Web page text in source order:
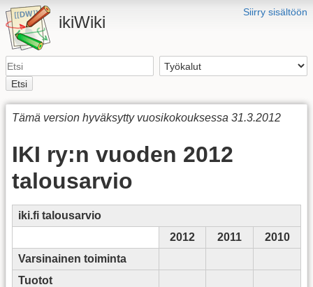
Siirry sisältöön
ikiWiki
Etsi
Tämä version hyväksytty vuosikokouksessa 31.3.2012
IKI ry:n vuoden 2012
talousarvio
iki.fi talousarvio
2012
2011
2010
Varsinainen toiminta
Tuotot